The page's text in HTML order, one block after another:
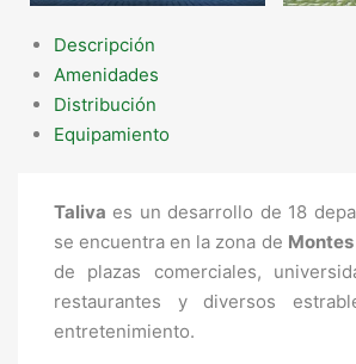
Descripción
Amenidades
Distribución
Equipamiento
Taliva es un desarrollo de 18
se encuentra en la zona de
de plazas comerciales,
restaurantes y diversos
entretenimiento.